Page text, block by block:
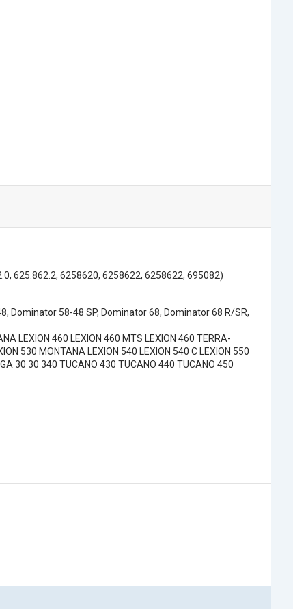
625.862.2, 6258620, 6258622, 6258622, 695082)
Dominator 58-48 SP, Dominator 68, Dominator 68 R/SR,
LEXION 460 LEXION 460 MTS LEXION 460 TERRA-
530 MONTANA LEXION 540 LEXION 540 C LEXION 550
30 30 340 TUCANO 430 TUCANO 440 TUCANO 450